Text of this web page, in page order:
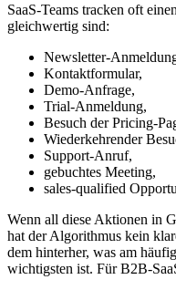
SaaS-Teams tracken oft
gleichwertig sind:
Newsletter-
Kontaktformular,
Demo-Anfrage,
Trial-Anmeldung,
Besuch der Pricing-
Wiederkehrender
Support-Anruf,
gebuchtes Meeting,
sales-qualified
Wenn all diese Aktionen in
hat der Algorithmus kein
dem hinterher, was am
wichtigsten ist. Für B2B-